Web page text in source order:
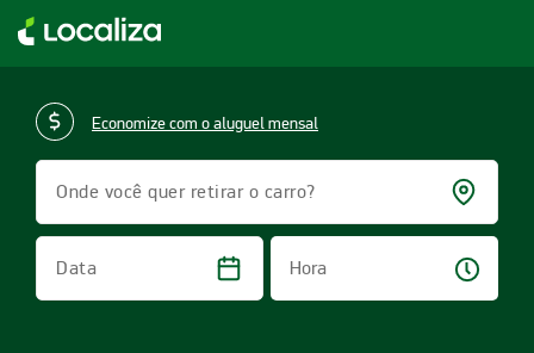
LOCALIZA ALUGUEL DE CARROS | LOCALIZA
Onde você quer retirar o carro?
Data
Hora
Economize com o aluguel mensal